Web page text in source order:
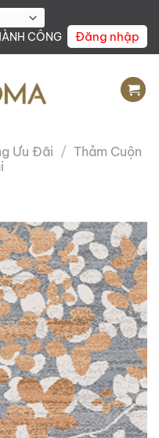
CÔNG
Đăng nhập
Ưu Đãi / Thảm Cuộn